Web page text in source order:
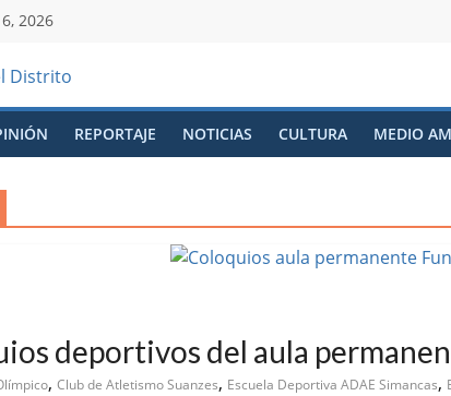
2026
REPORTAJE NOTICIAS CULTURA MEDIO
deportivos del aula
, Club de Atletismo Suanzes, Escuela Deportiva ADAE Simancas,